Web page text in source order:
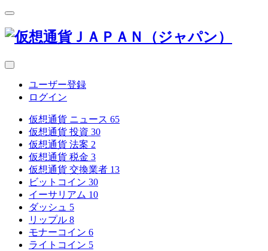
ユーザー登録
ログイン
仮想通貨 ニュース 65
仮想通貨 投資 30
仮想通貨 法案 2
仮想通貨 税金 3
仮想通貨 交換業者 13
ビットコイン 30
イーサリアム 10
ダッシュ 5
リップル 8
モナーコイン 6
ライトコイン 5